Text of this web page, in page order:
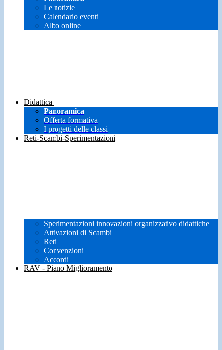
Le notizie
Calendario eventi
Albo online
Didattica
Panoramica
Offerta formativa
I progetti delle classi
Reti-Scambi-Sperimentazioni
Sperimentazioni innovazioni organizzativo didattiche
Attivazioni di Scambi
Reti
Convenzioni
Accordi
RAV - Piano Miglioramento